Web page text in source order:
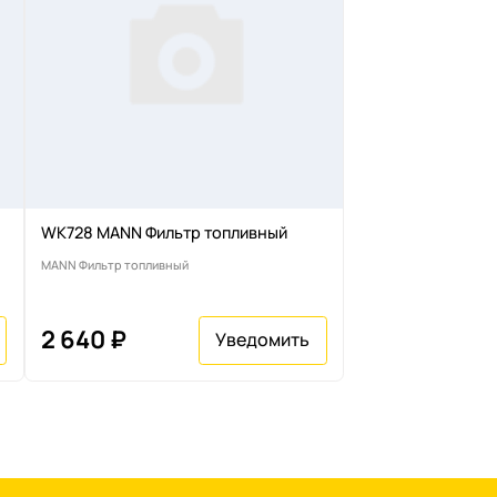
WK728 MANN Фильтр топливный
MANN Фильтр топливный
2 640 ₽